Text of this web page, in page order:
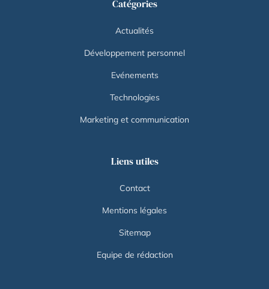
Catégories
Actualités
Développement personnel
Evénements
Technologies
Marketing et communication
Liens utiles
Contact
Mentions légales
Sitemap
Equipe de rédaction